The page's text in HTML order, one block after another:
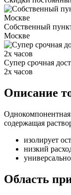
Собственный
Москве
Супер срочная
2х часов
Описание
Однокомпонентная
содержащая
изолирует
низкий
Область